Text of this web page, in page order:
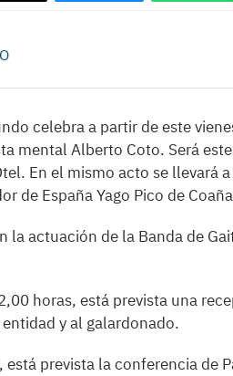
celebra a partir de este
mental Alberto Coto. Será
En el mismo acto se llevará
de España Yago Pico de
la actuación de la Banda de
horas, está prevista una
y al galardonado.
está prevista la conferencia de